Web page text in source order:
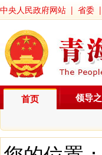
中央人民政府网站 | 省委 |
首页 领导